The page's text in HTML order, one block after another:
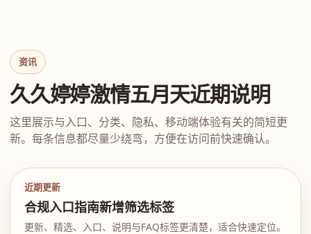
资讯
久久婷婷激情五月天近期说明
这里展示与入口、分类、隐私、移动端体验有关的简短更
新。每条信息都尽量少绕弯，方便在访问前快速确认。
近期更新
合规入口指南新增筛选标签
更新、精选、入口、说明与FAQ标签更清楚，适合快速定位。